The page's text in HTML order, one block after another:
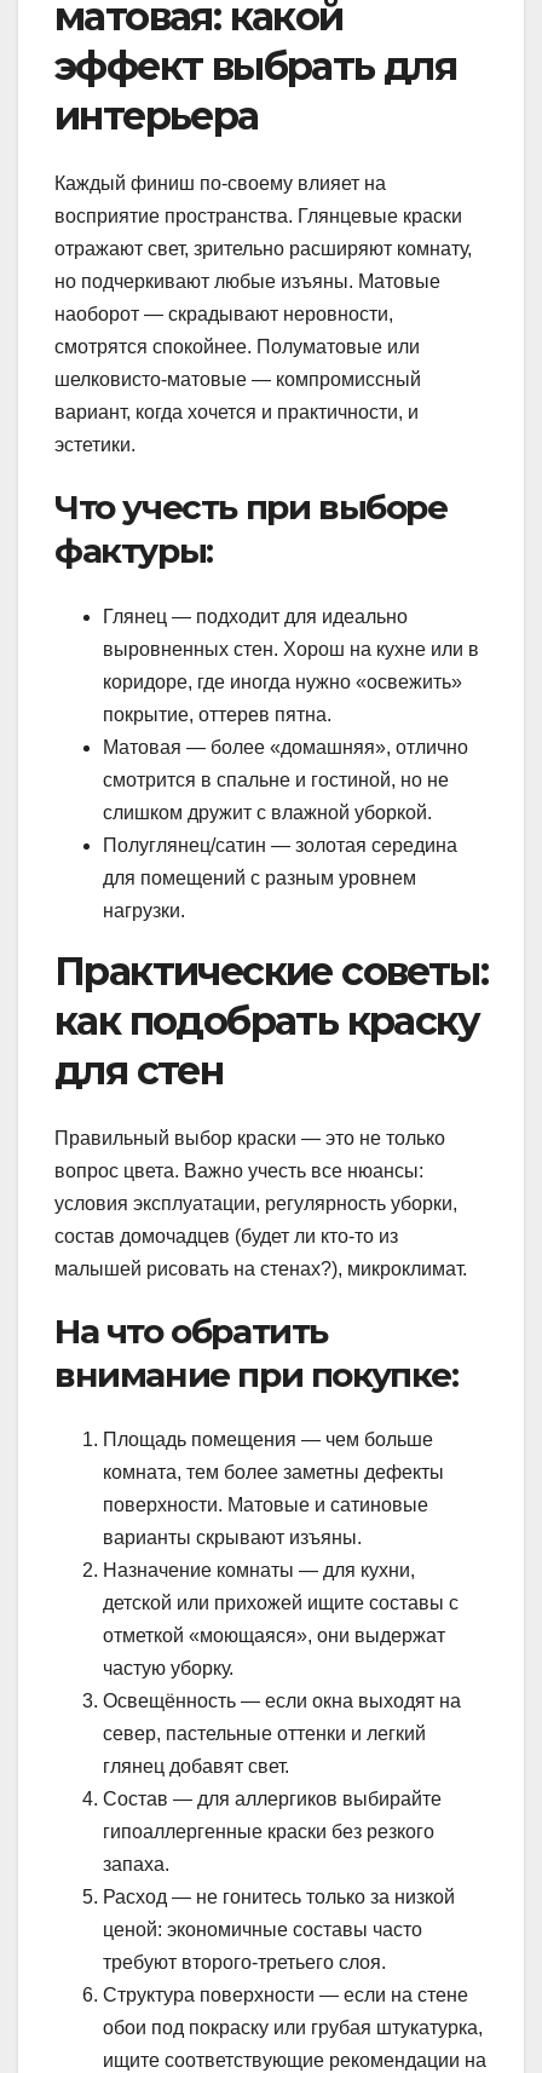
матовая: какой
эффект выбрать для
интерьера
Каждый финиш по-своему влияет на
восприятие пространства. Глянцевые краски
отражают свет, зрительно расширяют комнату,
но подчеркивают любые изъяны. Матовые
наоборот — скрадывают неровности,
смотрятся спокойнее. Полуматовые или
шелковисто-матовые — компромиссный
вариант, когда хочется и практичности, и
эстетики.
Что учесть при выборе
фактуры:
Глянец — подходит для идеально
выровненных стен. Хорош на кухне или в
коридоре, где иногда нужно «освежить»
покрытие, оттерев пятна.
Матовая — более «домашняя», отлично
смотрится в спальне и гостиной, но не
слишком дружит с влажной уборкой.
Полуглянец/сатин — золотая середина
для помещений с разным уровнем
нагрузки.
Практические советы:
как подобрать краску
для стен
Правильный выбор краски — это не только
вопрос цвета. Важно учесть все нюансы:
условия эксплуатации, регулярность уборки,
состав домочадцев (будет ли кто-то из
малышей рисовать на стенах?), микроклимат.
На что обратить
внимание при покупке:
Площадь помещения — чем больше
комната, тем более заметны дефекты
поверхности. Матовые и сатиновые
варианты скрывают изъяны.
Назначение комнаты — для кухни,
детской или прихожей ищите составы с
отметкой «моющаяся», они выдержат
частую уборку.
Освещённость — если окна выходят на
север, пастельные оттенки и легкий
глянец добавят свет.
Состав — для аллергиков выбирайте
гипоаллергенные краски без резкого
запаха.
Расход — не гонитесь только за низкой
ценой: экономичные составы часто
требуют второго-третьего слоя.
Структура поверхности — если на стене
обои под покраску или грубая штукатурка,
ищите соответствующие рекомендации на